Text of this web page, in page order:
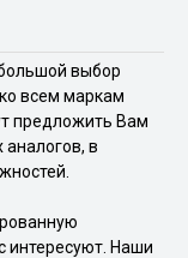
выбор
всем маркам
предложить Вам
аналогов, в
интересуют. Наши